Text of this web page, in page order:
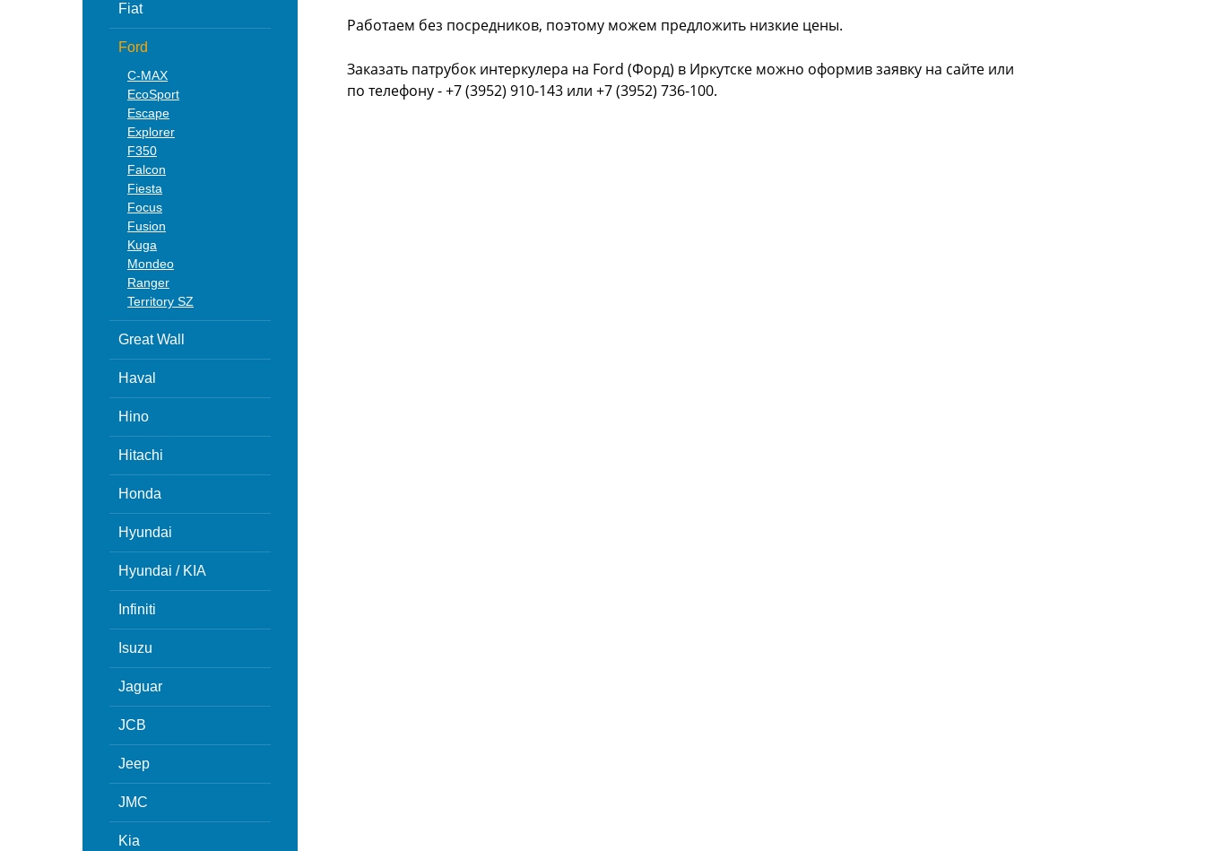
Fiat
Ford
C-MAX
EcoSport
Escape
Explorer
F350
Falcon
Fiesta
Focus
Fusion
Kuga
Mondeo
Ranger
Territory SZ
Great Wall
Haval
Hino
Hitachi
Honda
Hyundai
Hyundai / KIA
Infiniti
Isuzu
Jaguar
JCB
Jeep
JMC
Kia
Работаем без посредников, поэтому можем предложить низкие цены.
Заказать патрубок интеркулера на Ford (Форд) в Иркутске можно оформив заявку на сайте или
по телефону - +7 (3952) 910-143 или +7 (3952) 736-100.